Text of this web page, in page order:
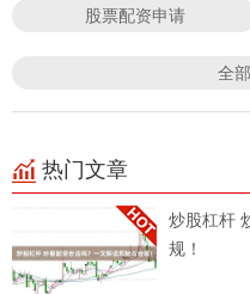
股票配资申请
全
热门文章
炒股杠杆
规！